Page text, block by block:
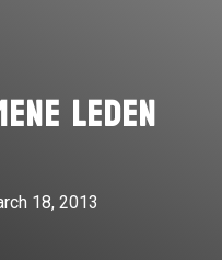
Leden
18, 2013